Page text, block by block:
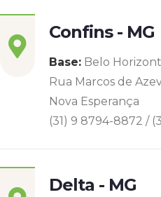
Confins - MG
Base: Belo
Rua Marcos de
Nova Esperança
(31) 9 8794-8872 /
Delta - MG